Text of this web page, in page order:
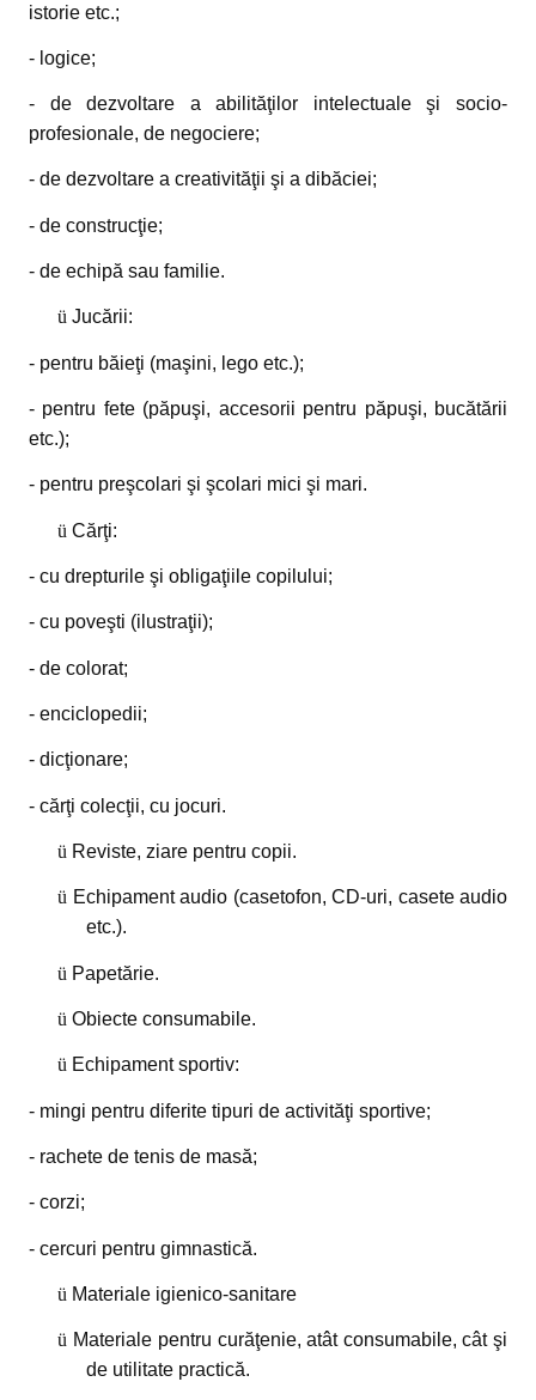
istorie etc.;
- logice;
- de dezvoltare a abilităţilor intelectuale şi socio-
profesionale, de negociere;
- de dezvoltare a creativităţii şi a dibăciei;
- de construcţie;
- de echipă sau familie.
ü Jucării:
- pentru băieţi (maşini, lego etc.);
- pentru fete (păpuşi, accesorii pentru păpuşi, bucătării
etc.);
- pentru preşcolari şi şcolari mici şi mari.
ü Cărţi:
- cu drepturile şi obligaţiile copilului;
- cu poveşti (ilustraţii);
- de colorat;
- enciclopedii;
- dicţionare;
- cărţi colecţii, cu jocuri.
ü Reviste, ziare pentru copii.
ü Echipament audio (casetofon, CD-uri, casete audio
etc.).
ü Papetărie.
ü Obiecte consumabile.
ü Echipament sportiv:
- mingi pentru diferite tipuri de activităţi sportive;
- rachete de tenis de masă;
- corzi;
- cercuri pentru gimnastică.
ü Materiale igienico-sanitare
ü Materiale pentru curăţenie, atât consumabile, cât şi
de utilitate practică.